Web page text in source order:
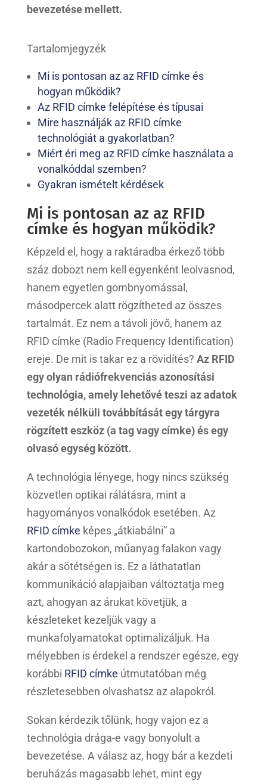
bevezetése mellett.
Tartalomjegyzék
Mi is pontosan az az RFID címke és
hogyan működik?
Az RFID címke felépítése és típusai
Mire használják az RFID címke
technológiát a gyakorlatban?
Miért éri meg az RFID címke használata a
vonalkóddal szemben?
Gyakran ismételt kérdések
Mi is pontosan az az RFID
címke és hogyan működik?
Képzeld el, hogy a raktáradba érkező több
száz dobozt nem kell egyenként leolvasnod,
hanem egyetlen gombnyomással,
másodpercek alatt rögzítheted az összes
tartalmát. Ez nem a távoli jövő, hanem az
RFID címke (Radio Frequency Identification)
ereje. De mit is takar ez a rövidítés? Az RFID
egy olyan rádiófrekvenciás azonosítási
technológia, amely lehetővé teszi az adatok
vezeték nélküli továbbítását egy tárgyra
rögzített eszköz (a tag vagy címke) és egy
olvasó egység között.
A technológia lényege, hogy nincs szükség
közvetlen optikai rálátásra, mint a
hagyományos vonalkódok esetében. Az
RFID címke képes „átkiabálni” a
kartondobozokon, műanyag falakon vagy
akár a sötétségen is. Ez a láthatatlan
kommunikáció alapjaiban változtatja meg
azt, ahogyan az árukat követjük, a
készleteket kezeljük vagy a
munkafolyamatokat optimalizáljuk. Ha
mélyebben is érdekel a rendszer egésze, egy
korábbi RFID címke útmutatóban még
részletesebben olvashatsz az alapokról.
Sokan kérdezik tőlünk, hogy vajon ez a
technológia drága-e vagy bonyolult a
bevezetése. A válasz az, hogy bár a kezdeti
beruházás magasabb lehet, mint egy